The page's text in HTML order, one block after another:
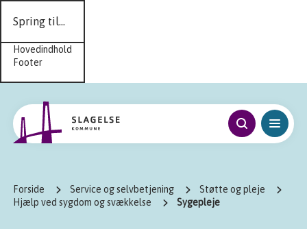
Spring til...
Hovedindhold
Footer
Forside Service og selvbetjening
Støtte og pleje
Hjælp ved sygdom og svækkelse
Sygepleje